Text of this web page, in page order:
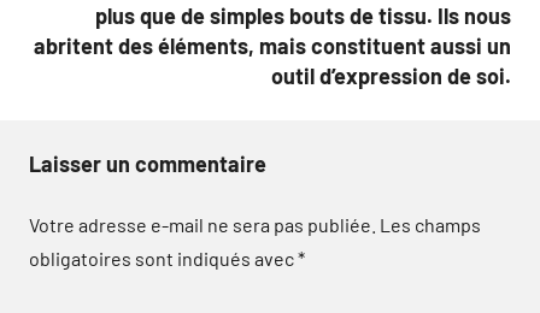
plus que de simples bouts de tissu. Ils nous
abritent des éléments, mais constituent aussi un
outil d’expression de soi.
Laisser un commentaire
Votre adresse e-mail ne sera pas publiée. Les champs
obligatoires sont indiqués avec*